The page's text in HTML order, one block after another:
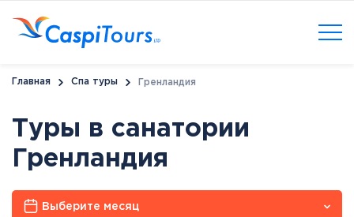
Главная Спа туры Гренландия
Туры в санатории
Гренландия
Выберите месяц